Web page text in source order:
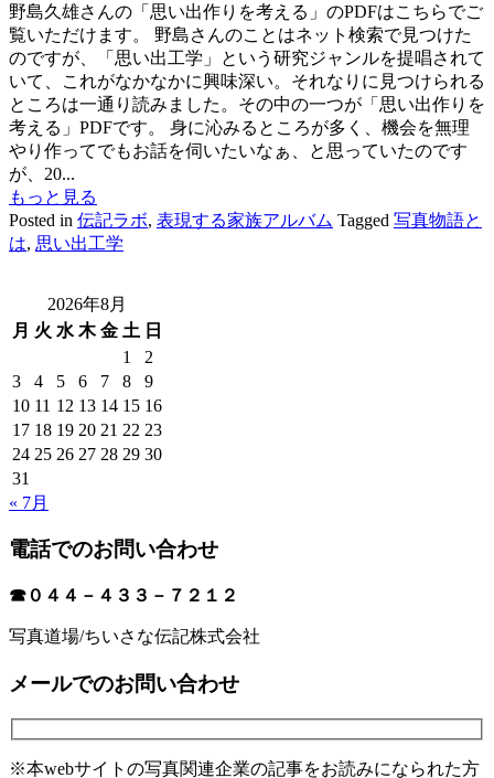
野島久雄さんの「思い出作りを考える」のPDFはこちらでご
覧いただけます。 野島さんのことはネット検索で見つけた
のですが、「思い出工学」という研究ジャンルを提唱されて
いて、これがなかなかに興味深い。それなりに見つけられる
ところは一通り読みました。その中の一つが「思い出作りを
考える」PDFです。 身に沁みるところが多く、機会を無理
やり作ってでもお話を伺いたいなぁ、と思っていたのです
が、20...
もっと見る
Posted in 伝記ラボ, 表現する家族アルバム Tagged 写真物語と
は, 思い出工学
2026年8月
月 火 水 木 金 土 日
1
2
3
4 5 6 7 8
9
10 11 12 13 14 15 16
17 18 19 20 21 22 23
24 25 26 27 28 29 30
31
« 7月
電話でのお問い合わせ
☎０４４－４３３－７２１２
写真道場/ちいさな伝記株式会社
メールでのお問い合わせ
※本webサイトの写真関連企業の記事をお読みになられた方